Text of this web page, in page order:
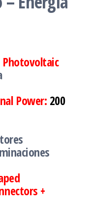
Photovoltaic
Power: 200
+